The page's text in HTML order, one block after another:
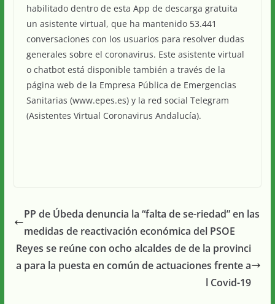
habilitado dentro de esta App de descarga gratuita
un asistente virtual, que ha mantenido 53.441
conversaciones con los usuarios para resolver dudas
generales sobre el coronavirus. Este asistente virtual
o chatbot está disponible también a través de la
página web de la Empresa Pública de Emergencias
Sanitarias (www.epes.es) y la red social Telegram
(Asistentes Virtual Coronavirus Andalucía).
PP de Úbeda denuncia la “falta de se-riedad” en las
medidas de reactivación económica del PSOE
Reyes se reúne con ocho alcaldes de de la provinci
a para la puesta en común de actuaciones frente a
l Covid-19